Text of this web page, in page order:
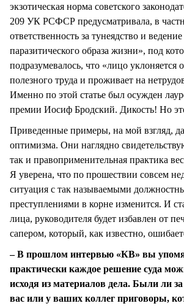
экзотическая норма советского
209 УК РСФСР предусматривала, в
ответственность за тунеядство и
паразитического образа жизни», под
подразумевалось, что «лицо уклоняется
полезного труда и проживает на
Именно по этой статье был осужден
премии Иосиф Бродский. Дикость! Но
Приведенные примеры, на мой взгляд,
оптимизма. Они наглядно
так и правоприменительная практика
Я уверена, что по прошествии совсем
ситуация с так называемыми
преступлениями в корне изменится. И
лица, руководителя будет избавлен от
сапером, который, как известно,
– В прошлом интервью «КВ» вы
практически каждое решение суда
исходя из материалов дела. Были ли
вас или у ваших коллег приговоры,